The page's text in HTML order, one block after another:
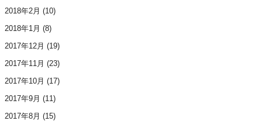
2018年2月 (10)
2018年1月 (8)
2017年12月 (19)
2017年11月 (23)
2017年10月 (17)
2017年9月 (11)
2017年8月 (15)